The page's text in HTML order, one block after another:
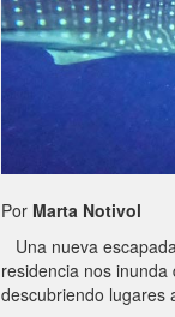
Por Marta Notivol
Una nueva
residencia nos
descubriendo lugares